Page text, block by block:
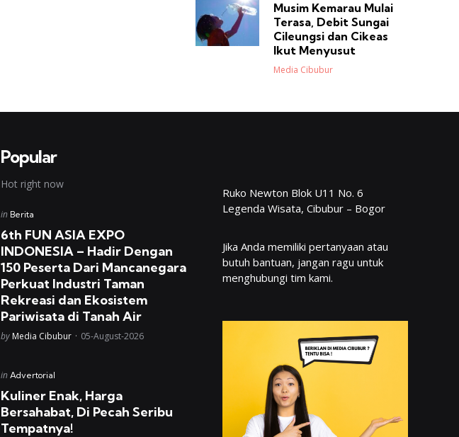
Musim Kemarau Mulai
Terasa, Debit Sungai
Cileungsi dan Cikeas
Ikut Menyusut
Posted
Media Cibubur
Popular
Hot right now
Posted
in Berita
6th FUN ASIA EXPO
INDONESIA – Hadir Dengan
150 Peserta Dari Mancanegara
Perkuat Industri Taman
Rekreasi dan Ekosistem
Pariwisata di Tanah Air
Posted
by Media Cibubur 05-August-2026
Posted
in Advertorial
Kuliner Enak, Harga
Bersahabat, Di Pecah Seribu
Tempatnya!
Ruko Newton Blok U11 No. 6
Legenda Wisata, Cibubur – Bogor
Jika Anda memiliki pertanyaan atau
butuh bantuan, jangan ragu untuk
menghubungi tim kami.